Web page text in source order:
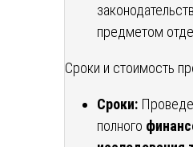
предметом
Сроки и стоимость
Сроки:
полного